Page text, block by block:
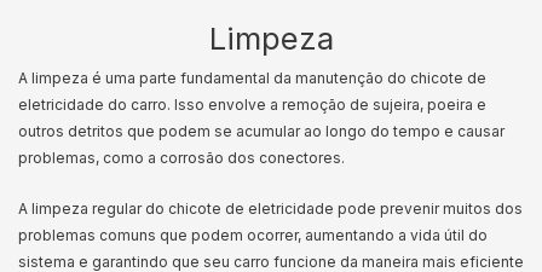
Limpeza
A limpeza é uma parte fundamental da manutenção do chicote de
eletricidade do carro. Isso envolve a remoção de sujeira, poeira e
outros detritos que podem se acumular ao longo do tempo e causar
problemas, como a corrosão dos conectores.
A limpeza regular do chicote de eletricidade pode prevenir muitos dos
problemas comuns que podem ocorrer, aumentando a vida útil do
sistema e garantindo que seu carro funcione da maneira mais eficiente